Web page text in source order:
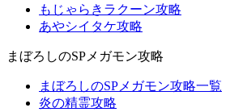
もじゃらきラクーン攻略
あやシイタケ攻略
まぼろしのSPメガモン攻略
まぼろしのSPメガモン攻略一覧
炎の精霊攻略